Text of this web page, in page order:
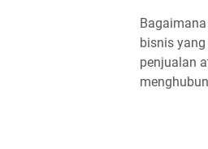
bisnis
penjualan